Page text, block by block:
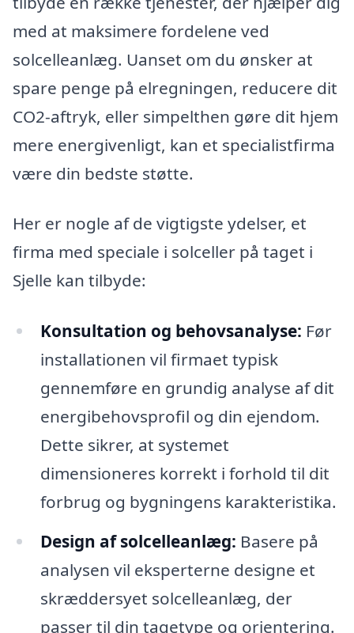
med at maksimere fordelene ved
solcelleanlæg. Uanset om du ønsker at
spare penge på elregningen, reducere dit
CO2-aftryk, eller simpelthen gøre dit hjem
mere energivenligt, kan et specialistfirma
være din bedste støtte.
Her er nogle af de vigtigste ydelser, et
firma med speciale i solceller på taget i
Sjelle kan tilbyde:
Konsultation og behovsanalyse: Før
installationen vil firmaet typisk
gennemføre en grundig analyse af dit
energibehovsprofil og din ejendom.
Dette sikrer, at systemet
dimensioneres korrekt i forhold til dit
forbrug og bygningens karakteristika.
Design af solcelleanlæg: Basere på
analysen vil eksperterne designe et
skræddersyet solcelleanlæg, der
passer til din tagetype og orientering.